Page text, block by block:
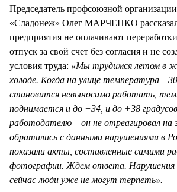
Председатель профсоюзной
«Сладонеж» Олег МАРЧЕНКО
предприятия не оплачивают
отпуск за свой счет без согласия и не
условия труда: «Мы трудимся летом в
холоде. Когда на улице температура +30
становится невыносимо работать,
поднимается и до +34, и до +38
работодателю – он не отреагировал на
обратились с данными нарушениями в
показали акты, составленные самими
фотографии. Ждем ответа. Нарушения
сейчас люди уже не могут терпеть».